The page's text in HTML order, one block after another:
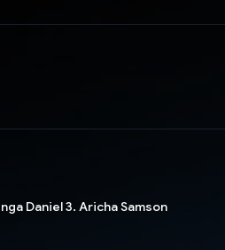
Daniel 3. Aricha Samson